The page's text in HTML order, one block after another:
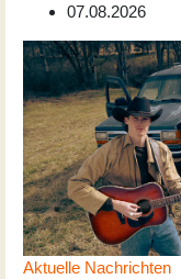
07.08.2026
Aktuelle Nachrichten